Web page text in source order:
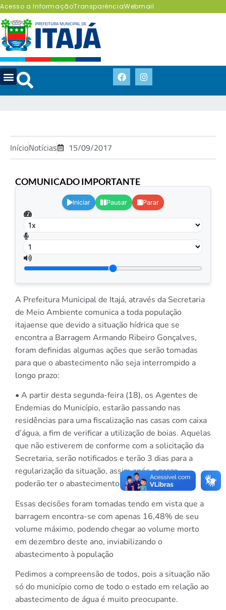
Acesso a InformaçãoTransparênciaWebmail
InícioNotícias 15/09/2017
COMUNICADO IMPORTANTE
Iniciar Pausar Parar
A Prefeitura Municipal de Itajá, através da Secretaria
de Meio Ambiente comunica a toda população
itajaense que devido a situação hídrica que se
encontra a Barragem Armando Ribeiro Gonçalves,
foram definidas algumas ações que serão tomadas
para que o abastecimento não seja interrompido a
longo prazo:
• A partir desta segunda-feira (18), os Agentes de
Endemias do Município, estarão passando nas
residências para uma fiscalização nas casas com caixa
d’água, a fim de verificar a utilização de boias. Aquelas
que não estiverem de conforme com a solicitação da
Secretaria, serão notificados e terão 3 dias para a
regularização da situação, assim após o prazo,
poderão ter o abastecimento interrompido.
Essas decisões foram tomadas tendo em vista que a
barragem encontra-se com apenas 16,48% de seu
volume máximo, podendo chegar ao volume morto
em dezembro deste ano, inviabilizando o
abastecimento à população
Pedimos a compreensão de todos, pois a situação não
só do município como de todo o estado em relação ao
abastecimento de água é muito preocupante.